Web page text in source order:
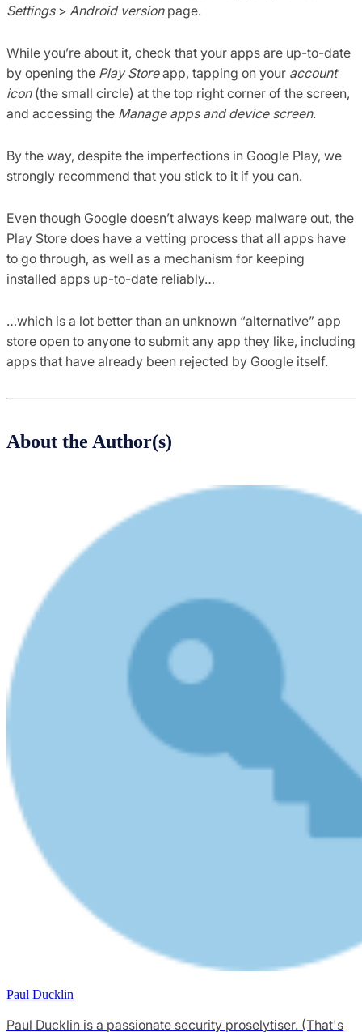
Settings> Android versionpage.
While you’re about it, check that your apps are up-to-date
by opening the Play Storeapp, tapping on your account
icon(the small circle) at the top right corner of the screen,
and accessing the Manage apps and device screen.
By the way, despite the imperfections in Google Play, we
strongly recommend that you stick to it if you can.
Even though Google doesn’t always keep malware out, the
Play Store does have a vetting process that all apps have
to go through, as well as a mechanism for keeping
installed apps up-to-date reliably…
…which is a lot better than an unknown “alternative” app
store open to anyone to submit any app they like, including
apps that have already been rejected by Google itself.
About the Author(s)
Paul Ducklin
Paul Ducklin is a passionate security proselytiser. (That's